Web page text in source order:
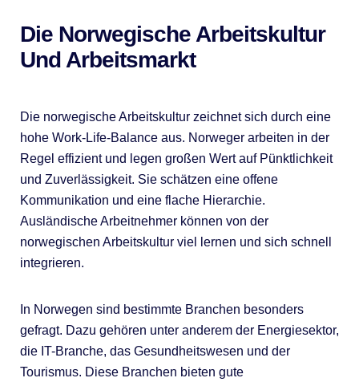
Die Norwegische Arbeitskultur
Und Arbeitsmarkt
Die norwegische Arbeitskultur zeichnet sich durch eine
hohe Work-Life-Balance aus. Norweger arbeiten in der
Regel effizient und legen großen Wert auf Pünktlichkeit
und Zuverlässigkeit. Sie schätzen eine offene
Kommunikation und eine flache Hierarchie.
Ausländische Arbeitnehmer können von der
norwegischen Arbeitskultur viel lernen und sich schnell
integrieren.
In Norwegen sind bestimmte Branchen besonders
gefragt. Dazu gehören unter anderem der Energiesektor,
die IT-Branche, das Gesundheitswesen und der
Tourismus. Diese Branchen bieten gute